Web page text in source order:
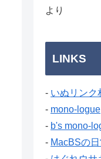
より
LINKS
- いぬリンク
- mono-logue
- b's mono-
- MacBSの